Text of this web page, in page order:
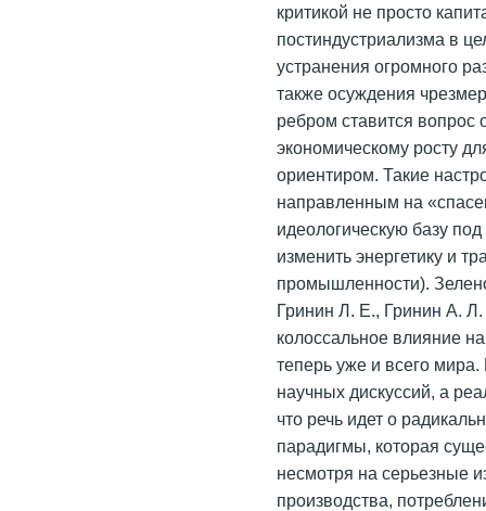
критикой не просто
постиндустриализма в
устранения огромного
также осуждения
ребром ставится вопрос
экономическому росту
ориентиром. Такие
направленным на
идеологическую базу
изменить энергетику и
промышленности).
Гринин Л. Е., Гринин А. Л.
колоссальное влияние
теперь уже и всего мира.
научных дискуссий, а
что речь идет о
парадигмы, которая
несмотря на серьезные
производства,